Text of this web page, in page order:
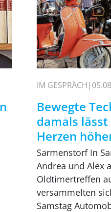
IM GESPRÄCH
Bewegte
damals
Herzen
Sarmenstorf In
Andrea und Alex
Oldtimertreffen
versammelten
Samstag